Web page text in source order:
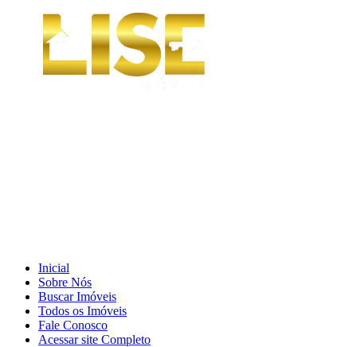
Inicial
Sobre Nós
Buscar Imóveis
Todos os Imóveis
Fale Conosco
Acessar site Completo